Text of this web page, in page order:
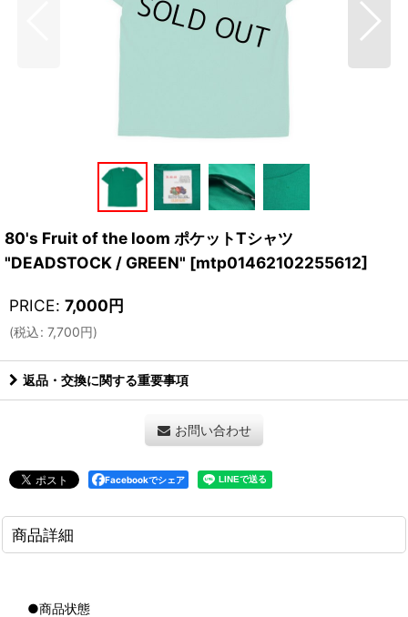
80's Fruit of the loom ポケットTシャツ
"DEADSTOCK / GREEN" [mtp01462102255612]
PRICE: 7,000円
(税込: 7,700円)
返品・交換に関する重要事項
お問い合わせ
Facebookでシェア
商品詳細
●商品状態